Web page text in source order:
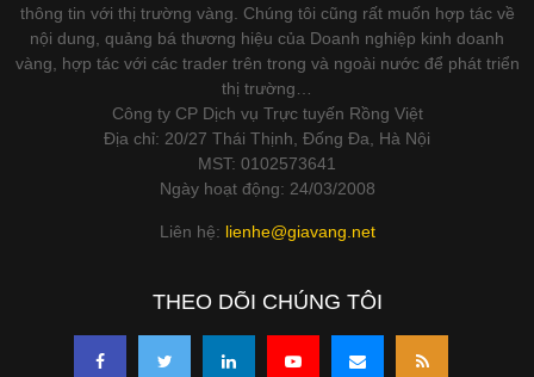
thông tin với thị trường vàng. Chúng tôi cũng rất muốn hợp tác về
nội dung, quảng bá thương hiệu của Doanh nghiệp kinh doanh
vàng, hợp tác với các trader trên trong và ngoài nước để phát triển
thị trường…
Công ty CP Dịch vụ Trực tuyến Rồng Việt
Địa chỉ: 20/27 Thái Thịnh, Đống Đa, Hà Nội
MST: 0102573641
Ngày hoạt động: 24/03/2008
Liên hệ: lienhe@giavang.net
THEO DÕI CHÚNG TÔI